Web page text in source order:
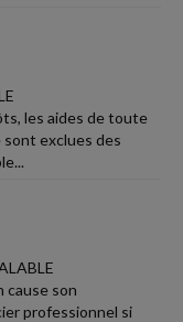
les aides de toute
exclues des
cause son
professionnel si